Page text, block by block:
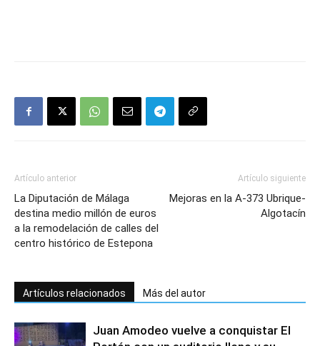
Artículo anterior
La Diputación de Málaga
destina medio millón de euros
a la remodelación de calles del
centro histórico de Estepona
Artículo siguiente
Mejoras en la A-373 Ubrique-
Algotacín
Artículos relacionados Más del autor
Juan Amodeo vuelve a conquistar El